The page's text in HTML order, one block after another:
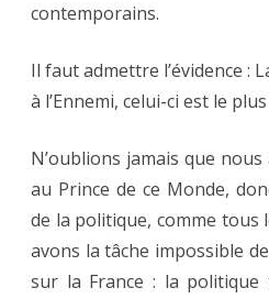
contemporains.
Il faut admettre l’évidence :
à l’Ennemi, celui-ci est le
N’oublions jamais que
au Prince de ce Monde,
de la politique, comme tous
avons la tâche impossible
sur la France : la politique